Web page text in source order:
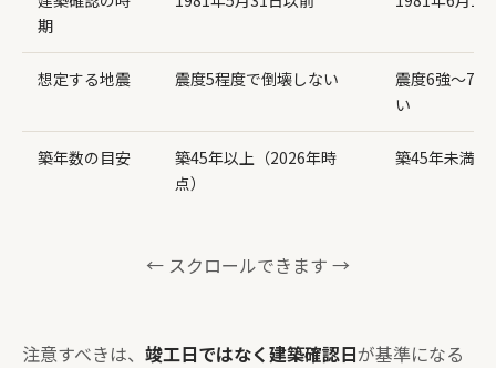
期
想定する地震 震度5程度で倒壊しない
震度6強〜7で
い
築年数の目安
築45年以上（2026年時
点）
築45年未満
← スクロールできます →
注意すべきは、 竣工日ではなく建築確認日が基準になる